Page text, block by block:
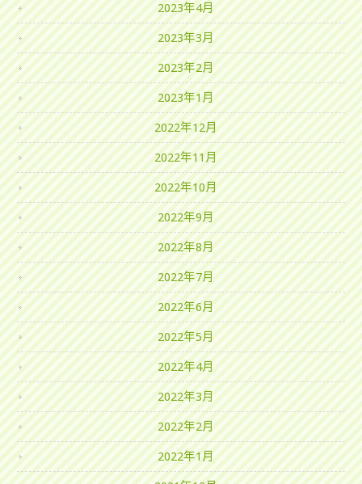
2023年4月
2023年3月
2023年2月
2023年1月
2022年12月
2022年11月
2022年10月
2022年9月
2022年8月
2022年7月
2022年6月
2022年5月
2022年4月
2022年3月
2022年2月
2022年1月